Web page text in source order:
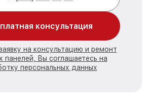
консультация
на консультацию и ремонт
панелей, Вы соглашаетесь на
персональных данных